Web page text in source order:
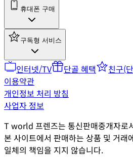
휴대폰 구매
구독형 서비스
인터넷/TV 단골 혜택 친구(
이용약관
개인정보 처리 방침
사업자 정보
T world 프렌즈는 통신판매중개자로
본 사이트에서 판매하는 상품 및 거래
일체의 책임을 지지 않습니다.